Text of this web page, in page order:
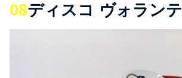
08ディスコ ヴォランテ